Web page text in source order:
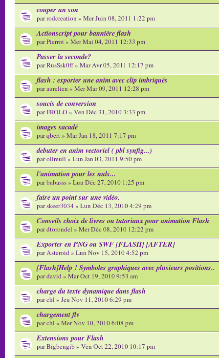
couper un son
parrodcreation » Mer Juin 08, 2011 1:22 pm
Actionscript pour bannière flash
parPierrot» Mer Mai 04, 2011 12:33 pm
Passer la seconde?
parRusSsk0ff» Mar Avr 05, 2011 12:17 pm
flash : exporter une anim avec clip imbriqués
paraurelien » Mer Mar 09, 2011 12:28 pm
soucis de conversion
parFROLO » Ven Déc 31, 2010 3:33 pm
images sacadé
parqbert» Mar Jan 18, 2011 7:17 pm
debuter en anim vectoriel ( pbl synfig...)
parolireuil » Lun Jan 03, 2011 9:50 pm
l'animation pour les nuls...
parbabasss» Lun Déc 27, 2010 1:25 pm
faire un point sur une vidéo.
parskeer3034» Lun Déc 13, 2010 4:29 pm
Conseils choix de livres ou tutoriaux pour animation Flash
pardtorondel » Mer Déc 08, 2010 12:22 pm
Exporter en PNG ou SWF [FLASH] [AFTER]
parAsteroid» Lun Nov 15, 2010 4:52 pm
[Flash]Help ! Symboles graphiques avec plusieurs positions..
pardavid» Mar Oct 19, 2010 9:53 am
charge du texte dynamique dans flash
parchl » Jeu Nov 11, 2010 6:29 pm
chargement flv
parchl » Mer Nov 10, 2010 6:08 pm
Extensions pour Flash
parBigbengib » Ven Oct 22, 2010 10:17 pm